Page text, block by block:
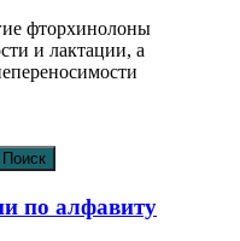
фторхинолоны
и лактации, а
Поиск
по алфавиту